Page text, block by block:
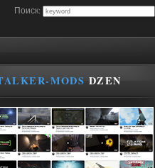
Поиск:
MODS DZEN